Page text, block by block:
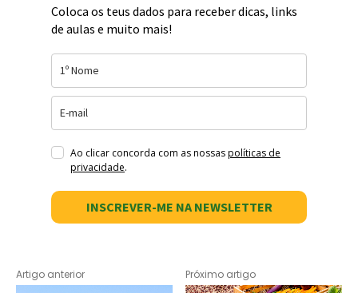
Coloca os teus dados para receber dicas, links
de aulas e muito mais!
Ao clicar concorda com as nossaspolíticas de
privacidade.
INSCREVER-ME NA NEWSLETTER
Artigo anterior Próximo artigo